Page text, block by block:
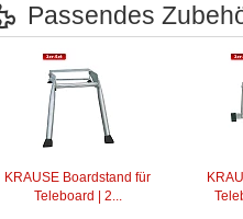
Passendes
KRAUSE Boardstand für
Teleboard | 2...